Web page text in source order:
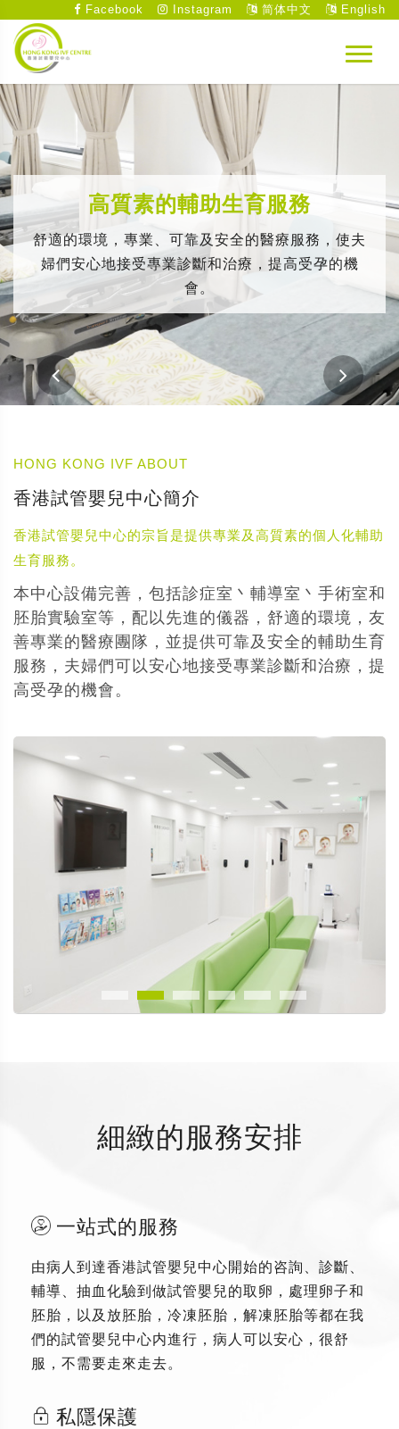
Facebook Instagram 简体中文 English
高質素的輔助生育服務
舒適的環境，專業、可靠及安全的醫療服務，使夫
婦們安心地接受專業診斷和治療，提高受孕的機
會。
HONG KONG IVF ABOUT
香港試管嬰兒中心簡介
香港試管嬰兒中心的宗旨是提供專業及高質素的個人化輔助
生育服務。
本中心設備完善，包括診症室丶輔導室丶手術室和
胚胎實驗室等，配以先進的儀器，舒適的環境，友
善專業的醫療團隊，並提供可靠及安全的輔助生育
服務，夫婦們可以安心地接受專業診斷和治療，提
高受孕的機會。
細緻的服務安排
一站式的服務
由病人到達香港試管嬰兒中心開始的咨詢、診斷、
輔導、抽血化驗到做試管嬰兒的取卵，處理卵子和
胚胎，以及放胚胎，冷凍胚胎，解凍胚胎等都在我
們的試管嬰兒中心内進行，病人可以安心，很舒
服，不需要走來走去。
私隱保護